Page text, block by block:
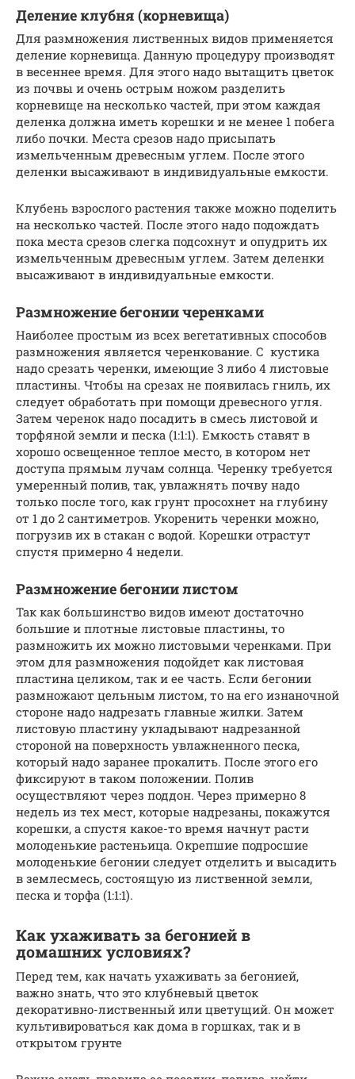
Деление клубня (корневища)
Для размножения лиственных видов применяется
деление корневища. Данную процедуру производят
в весеннее время. Для этого надо вытащить цветок
из почвы и очень острым ножом разделить
корневище на несколько частей, при этом каждая
деленка должна иметь корешки и не менее 1 побега
либо почки. Места срезов надо присыпать
измельченным древесным углем. После этого
деленки высаживают в индивидуальные емкости.
Клубень взрослого растения также можно поделить
на несколько частей. После этого надо подождать
пока места срезов слегка подсохнут и опудрить их
измельченным древесным углем. Затем деленки
высаживают в индивидуальные емкости.
Размножение бегонии черенками
Наиболее простым из всех вегетативных способов
размножения является черенкование. С кустика
надо срезать черенки, имеющие 3 либо 4 листовые
пластины. Чтобы на срезах не появилась гниль, их
следует обработать при помощи древесного угля.
Затем черенок надо посадить в смесь листовой и
торфяной земли и песка (1:1:1). Емкость ставят в
хорошо освещенное теплое место, в котором нет
доступа прямым лучам солнца. Черенку требуется
умеренный полив, так, увлажнять почву надо
только после того, как грунт просохнет на глубину
от 1 до 2 сантиметров. Укоренить черенки можно,
погрузив их в стакан с водой. Корешки отрастут
спустя примерно 4 недели.
Размножение бегонии листом
Так как большинство видов имеют достаточно
большие и плотные листовые пластины, то
размножить их можно листовыми черенками. При
этом для размножения подойдет как листовая
пластина целиком, так и ее часть. Если бегонии
размножают цельным листом, то на его изнаночной
стороне надо надрезать главные жилки. Затем
листовую пластину укладывают надрезанной
стороной на поверхность увлажненного песка,
который надо заранее прокалить. После этого его
фиксируют в таком положении. Полив
осуществляют через поддон. Через примерно 8
недель из тех мест, которые надрезаны, покажутся
корешки, а спустя какое-то время начнут расти
молоденькие растеньица. Окрепшие подросшие
молоденькие бегонии следует отделить и высадить
в землесмесь, состоящую из лиственной земли,
песка и торфа (1:1:1).
Как ухаживать за бегонией в
домашних условиях?
Перед тем, как начать ухаживать за бегонией,
важно знать, что это клубневый цветок
декоративно-лиственный или цветущий. Он может
культивироваться как дома в горшках, так и в
открытом грунте